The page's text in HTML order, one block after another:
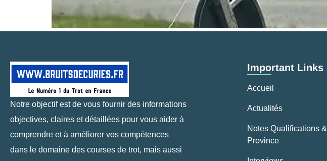
Notre objectif est de vous fournir des informations
objectives, claires et détaillées pour vous aider à
comprendre et à améliorer vos compétences
dans le domaine des courses de trot, mais aussi
Important Links
Accueil
Actualités
Notes Qualifications &
Province